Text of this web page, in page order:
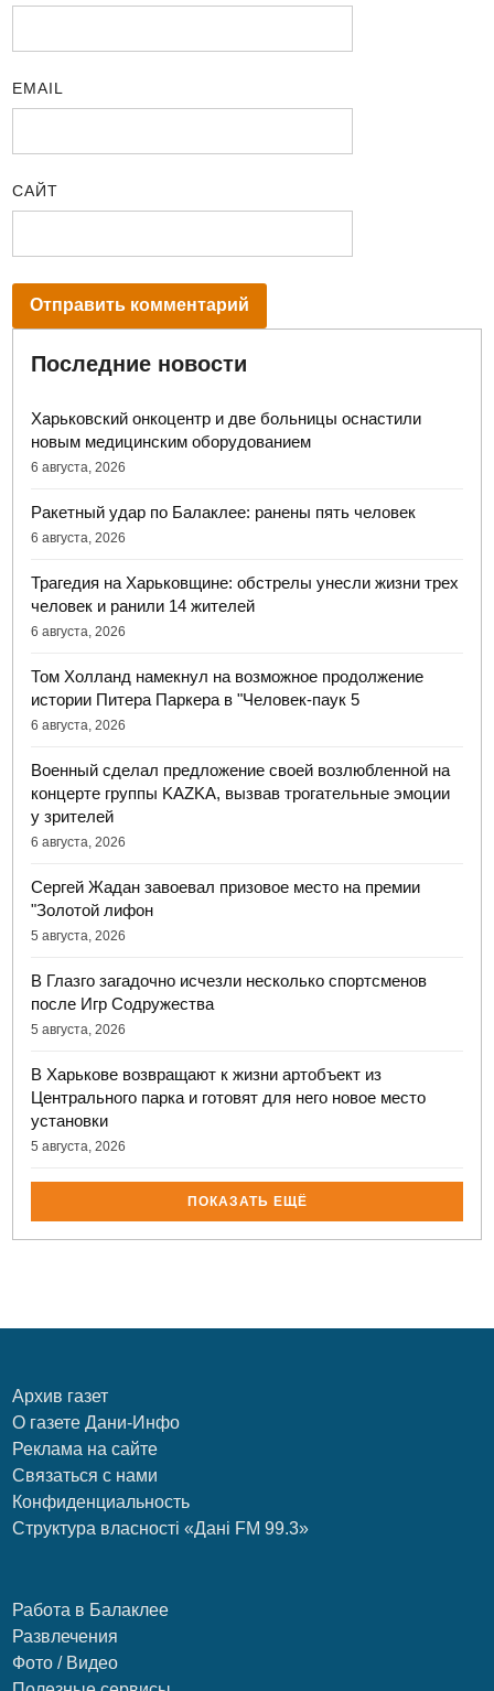
EMAIL
САЙТ
Последние новости
Харьковский онкоцентр и две больницы оснастили
новым медицинским оборудованием
6 августа, 2026
Ракетный удар по Балаклее: ранены пять человек
6 августа, 2026
Трагедия на Харьковщине: обстрелы унесли жизни трех
человек и ранили 14 жителей
6 августа, 2026
Том Холланд намекнул на возможное продолжение
истории Питера Паркера в "Человек-паук 5
6 августа, 2026
Военный сделал предложение своей возлюбленной на
концерте группы KAZKA, вызвав трогательные эмоции
у зрителей
6 августа, 2026
Сергей Жадан завоевал призовое место на премии
"Золотой лифон
5 августа, 2026
В Глазго загадочно исчезли несколько спортсменов
после Игр Содружества
5 августа, 2026
В Харькове возвращают к жизни артобъект из
Центрального парка и готовят для него новое место
установки
5 августа, 2026
ПОКАЗАТЬ ЕЩЁ
Архив газет
О газете Дани-Инфо
Реклама на сайте
Связаться с нами
Конфиденциальность
Структура власності «Дані FM 99.3»
Работа в Балаклее
Развлечения
Фото / Видео